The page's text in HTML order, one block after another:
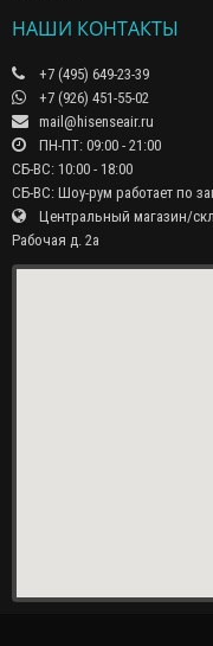
НАШИ КОНТАКТЫ
+7 (495) 649-23-39
+7 (926) 451-55-02
mail@hisenseair.ru
ПН-ПТ: 09:00 - 21:00
СБ-ВС: 10:00 - 18:00
СБ-ВС: Шоу-рум работает по
Центральный магазин/
Рабочая д. 2а